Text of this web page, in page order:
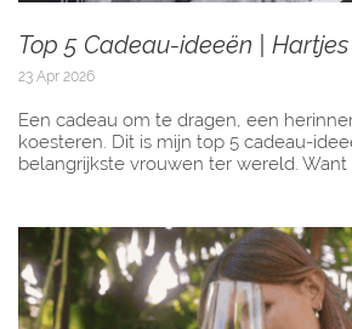
Top 5 Cadeau-ideeën | Hartjes
23 Apr 2026
Een cadeau om te dragen, een
koesteren. Dit is mijn top 5 cadeau-
belangrijkste vrouwen ter wereld. Want